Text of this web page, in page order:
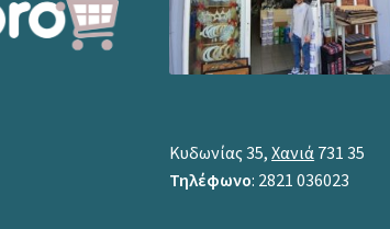
Κυδωνίας 35,Χανιά 731 35
Τηλέφωνο: 2821 036023